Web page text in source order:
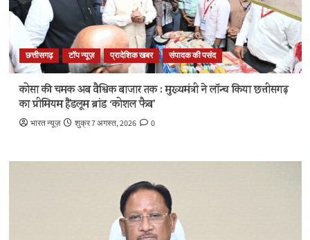
छत्तीसगढ़ टॉप न्यूज़ प्रादेशिक खबर संपादक की पसंद
कोसा की चमक अब वैश्विक बाजार तक : मुख्यमंत्री ने लॉन्च किया छत्तीसगढ़
का प्रीमियम हैंडलूम ब्रांड ‘कोशल फैब’
भारत न्यूज़ शुक्र 7 अगस्त, 2026 0